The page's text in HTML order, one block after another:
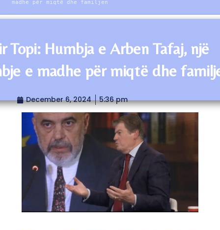
madhe për miqtë dhe familjen
Topi: Humbja e Arben Tafaj, një
e madhe për miqtë dhe
December 6, 2024 5:36 pm